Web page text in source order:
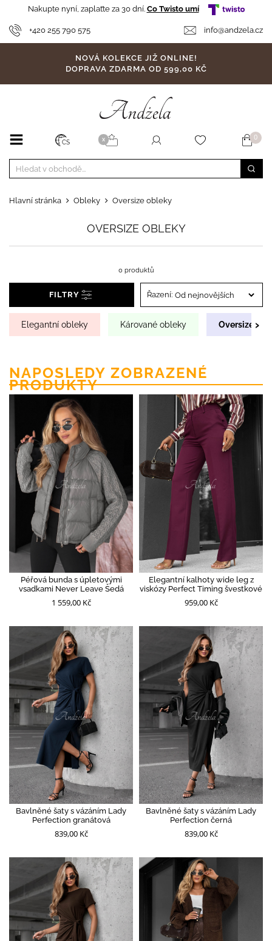
Nakupte nyní, zaplaťte za 30 dní. Co Twisto umí
+420 255 790 575 info@andzela.cz
NOVÁ KOLEKCE JIŽ ONLINE!
DOPRAVA ZDARMA OD 599,00 KČ
CS X 0
Hlavní stránka Obleky Oversize obleky
OVERSIZE OBLEKY
0 produktů
FILTRY Řazení:
Elegantní obleky Kárované obleky Oversize›
NAPOSLEDY ZOBRAZENÉ
PRODUKTY
Péřová bunda s úpletovými
vsadkami Never Leave Šedá
1 559,00 Kč
Elegantní kalhoty wide leg z
viskózy Perfect Timing švestkové
959,00 Kč
Bavlněné šaty s vázáním Lady
Perfection granátová
839,00 Kč
Bavlněné šaty s vázáním Lady
Perfection černá
839,00 Kč